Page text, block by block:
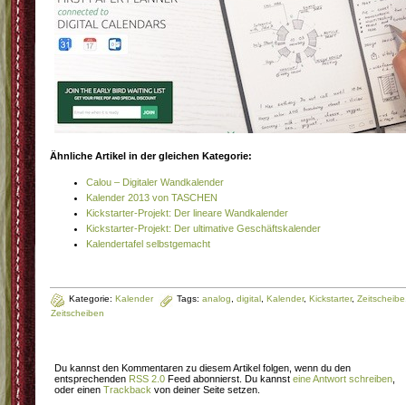
Ähnliche Artikel in der gleichen Kategorie:
Calou – Digitaler Wandkalender
Kalender 2013 von TASCHEN
Kickstarter-Projekt: Der lineare Wandkalender
Kickstarter-Projekt: Der ultimative Geschäftskalender
Kalendertafel selbstgemacht
Kategorie: Kalender Tags: analog digital Kalender, Kickstarter, Zeitscheibe
Zeitscheiben
Du kannst den Kommentaren zu diesem Artikel folgen, wenn du den
entsprechenden RSS 2.0 Feed abonnierst. Du kannst eine Antwort schreiben
oder einen Trackback von deiner Seite setzen.